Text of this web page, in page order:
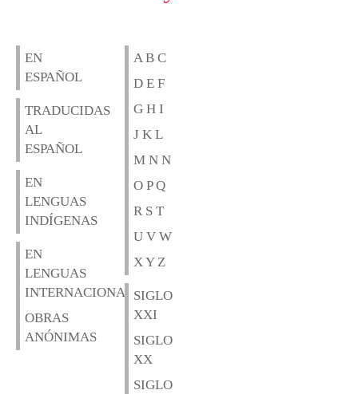
EN
ESPAÑOL
TRADUCIDAS
AL
ESPAÑOL
EN
LENGUAS
INDÍGENAS
EN
LENGUAS
INTERNACIONALES
OBRAS
ANÓNIMAS
A B C
D E F
G H I
J K L
M N N
O P Q
R S T
U V W
X Y Z
SIGLO
XXI
SIGLO
XX
SIGLO